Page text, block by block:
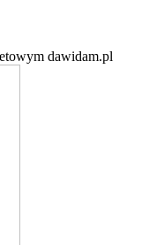
dawidam.pl